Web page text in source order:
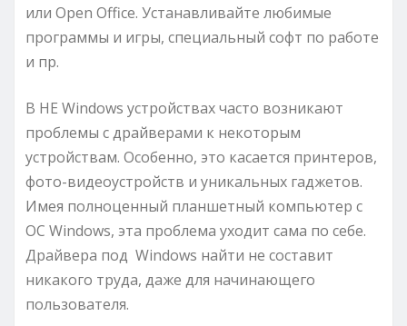
или Open Office. Устанавливайте любимые
программы и игры, специальный софт по работе
и пр.
В НЕ Windows устройствах часто возникают
проблемы с драйверами к некоторым
устройствам. Особенно, это касается принтеров,
фото-видеоустройств и уникальных гаджетов.
Имея полноценный планшетный компьютер с
ОС Windows, эта проблема уходит сама по себе.
Драйвера под Windows найти не составит
никакого труда, даже для начинающего
пользователя.